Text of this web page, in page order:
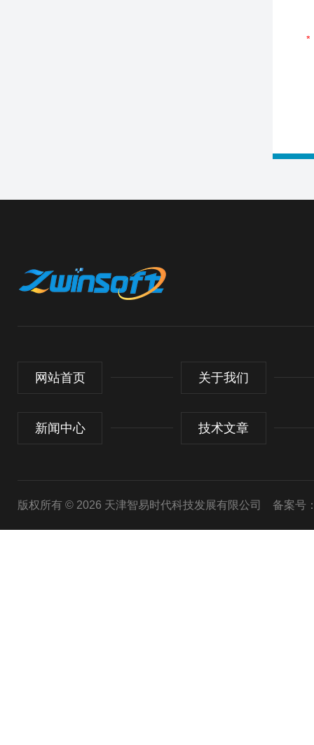
网站首页 关于我们
新闻中心 技术文章
版权所有 © 2026 天津智易时代科技发展有限公司 备案号